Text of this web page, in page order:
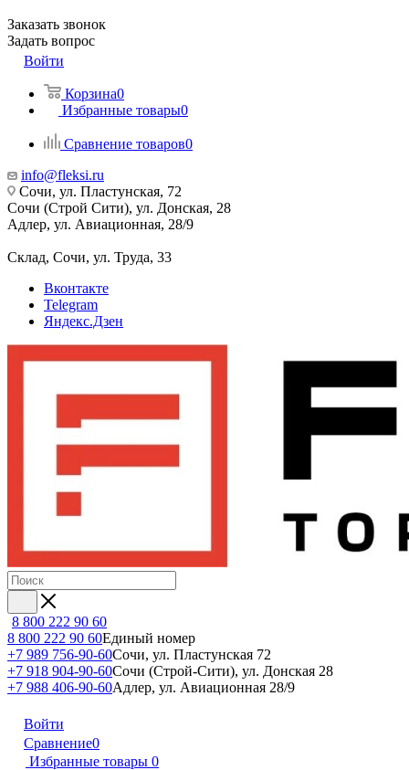
Заказать звонок
Задать вопрос
Войти
Корзина0
Избранные товары0
Сравнение товаров0
info@fleksi.ru
Сочи, ул. Пластунская, 72
Сочи (Строй Сити), ул. Донская, 28
Адлер, ул. Авиационная, 28/9
Склад, Сочи, ул. Труда, 33
Вконтакте
Telegram
Яндекс.Дзен
8 800 222 90 60
8 800 222 90 60Единый номер
+7 989 756-90-60Сочи, ул. Пластунская 72
+7 918 904-90-60Сочи (Строй-Сити), ул. Донская 28
+7 988 406-90-60Адлер, ул. Авиационная 28/9
Войти
Сравнение0
Избранные товары 0